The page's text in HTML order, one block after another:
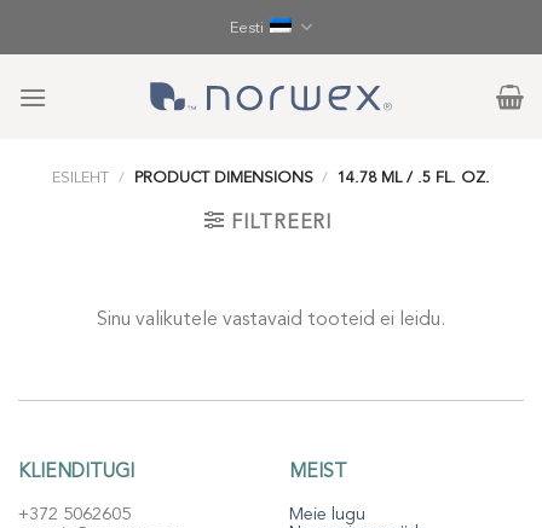
Eesti
ESILEHT / PRODUCT DIMENSIONS / 14.78 ML / .5 FL. OZ.
FILTREERI
Sinu valikutele vastavaid tooteid ei leidu.
KLIENDITUGI
+372 5062605
MEIST
Meie lugu